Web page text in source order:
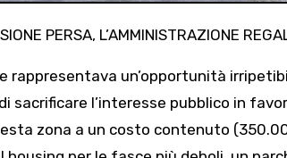
PERSA, L’AMMINISTRAZIONE
rappresentava un’opportunità
sacrificare l’interesse pubblico in
zona a un costo contenuto